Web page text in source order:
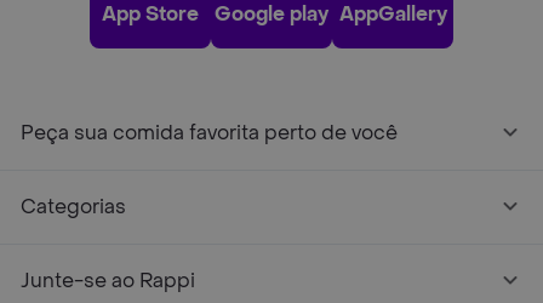
App Store Google play AppGallery
Peça sua comida favorita perto de você
Categorias
Junte-se ao Rappi